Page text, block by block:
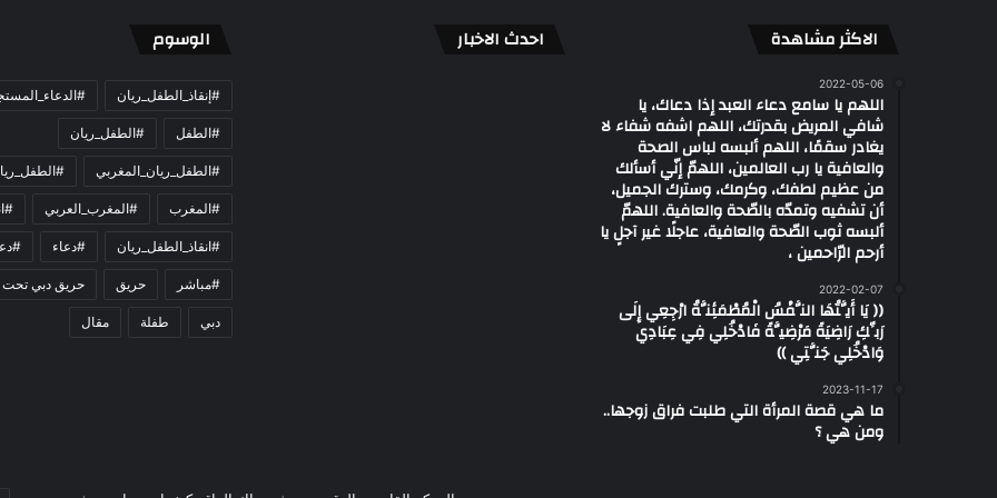
الاكثر مشاهدة
2022-05-06
اللهم يا سامع دعاء العبد إذا دعاك، يا
شافي المريض بقدرتك، اللهم اشفه شفاء لا
يغادر سقمًا، اللهم ألبسه لباس الصحة
والعافية يا رب العالمين، اللهمّ إنّي أسألك
من عظيم لطفك، وكرمك، وسترك الجميل،
أن تشفيه وتمدّه بالصّحة والعافية. اللهمّ
ألبسه ثوب الصّحة والعافية، عاجلًا غير آجلٍ يا
أرحم الرّاحمين ،
2022-02-07
(( يَا أَيَّتُهَا النَّفْسُ الْمُطْمَئِنَّةُ ارْجِعِي إِلَى
رَبِّكِ رَاضِيَةً مَرْضِيَّةً فَادْخُلِي فِي عِبَادِي
وَادْخُلِي جَنَّتِي ))
2023-11-17
ما هي قصة المرأة التي طلبت فراق زوجها..
ومن هي ؟
احدث الاخبار الوسوم
#إنقاذ_الطفل_ريان
#الطفل #الطفل_ريان
#الطفل_ريان_المغربي
#المغرب #المغرب_العربي
#انقاذ_الطفل_ريان #دعاء
#مباشر حريق حريق دبي تحت
دبي طفلة مقال